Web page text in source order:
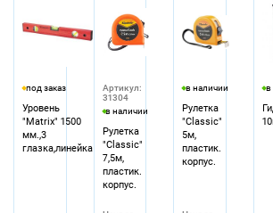
под заказ
Уровень
"Matrix" 1500
мм.,3
глазка,линейка
Артикул:
31304
в наличии
Рулетка
"Classic"
7,5м,
пластик.
корпус.
в наличии
Рулетка
"Classic"
5м,
пластик.
корпус.
в